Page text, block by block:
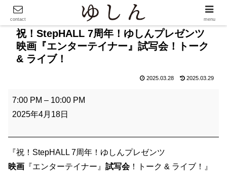
祝！StepHALL 7周年！ゆしんプレゼンツ
映画『エンターテイナー』試写会！トーク
& ライブ！
2025.03.28 2025.03.29
祝
！
t
p
7:00 PM – 10:00 PM
2025年4月18日
『祝！StepHALL 7周年！ゆしんプレゼンツ
映画 『エンターテイナー』 試写会！トーク & ライブ！』
contact menu